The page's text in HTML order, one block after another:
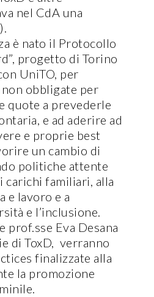
nel CdA una
è nato il Protocollo
progetto di Torino
UniTO, per
obbligate per
quote a prevederle
e ad aderire ad
e proprie best
un cambio di
politiche attente
carichi familiari, alla
e lavoro e a
e l’inclusione.
prof.sse Eva Desana
di ToxD, verranno
finalizzate alla
la promozione